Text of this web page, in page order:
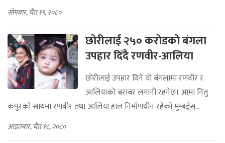
सोमबार, चैत १९, २०८०
छोरीलाई २५० करोडको बंगला
उपहार दिँदै रणवीर-आलिया
छोरीलाई उपहार दिने यो बंगलामा रणवीर र
आलियाको बराबर लगानी रहनेछ। आमा नितु
कपुरको साथमा रणवीर तथा आलिया हाल निर्माणधीन रहेको मुम्बईस्...
आइतबार, चैत १८, २०८०